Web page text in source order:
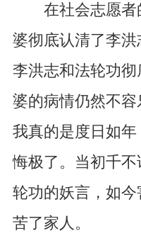
在社会志愿者
婆彻底认清了李
李洪志和法轮功
婆的病情仍然不容
我真的是度日如
悔极了。当初千
轮功的妖言，如
苦了家人。